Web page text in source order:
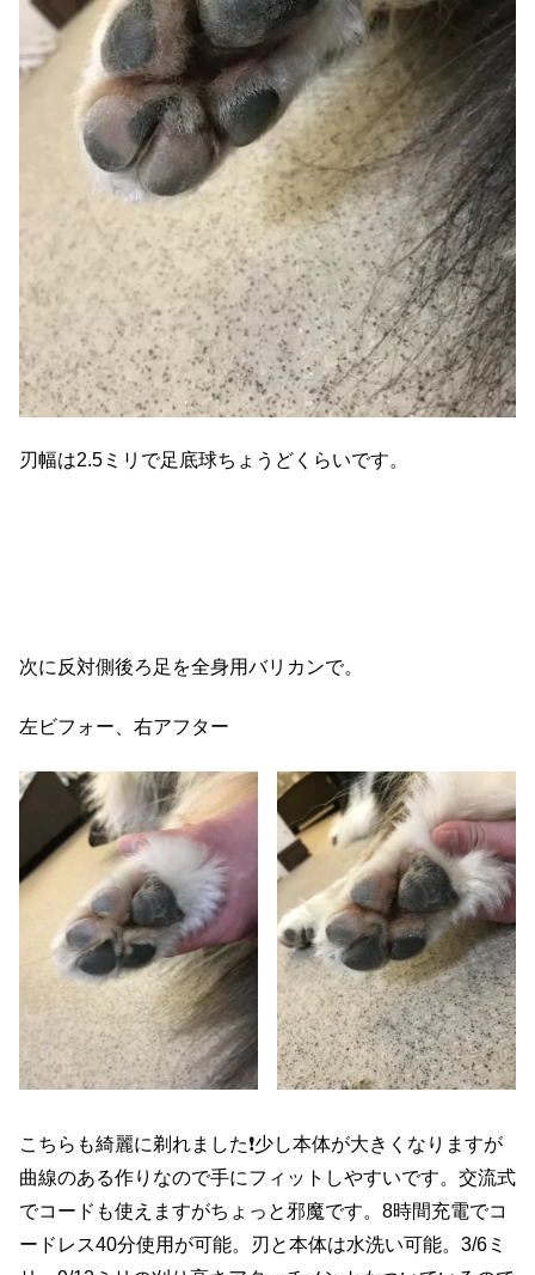
刃幅は2.5ミリで足底球ちょうどくらいです。
次に反対側後ろ足を全身用バリカンで。
左ビフォー、右アフター
こちらも綺麗に剃れました❗️少し本体が大きくなりますが
曲線のある作りなので手にフィットしやすいです。交流式
でコードも使えますがちょっと邪魔です。8時間充電でコ
ードレス40分使用が可能。刃と本体は水洗い可能。3/6ミ